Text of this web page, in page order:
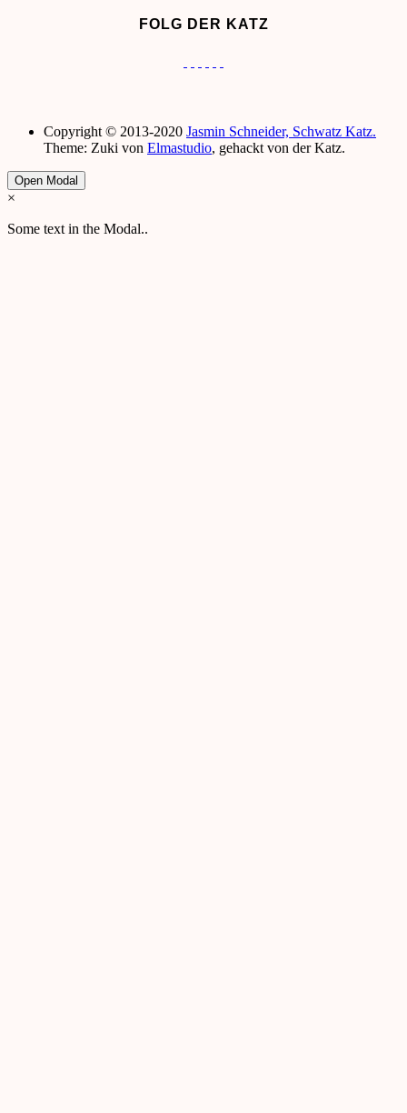
FOLG DER KATZ
Copyright © 2013-2020 Jasmin Schneider, Schwatz Katz.
Theme: Zuki von Elmastudio, gehackt von der Katz.
Open Modal
×
Some text in the Modal..